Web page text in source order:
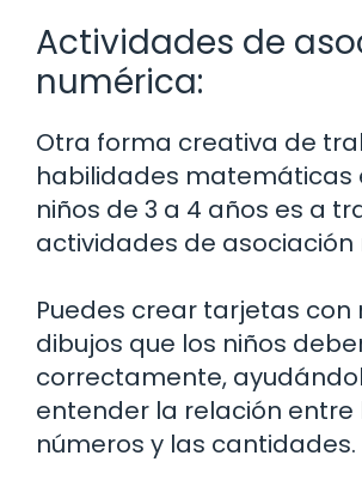
Actividades de
numérica:
Otra forma creativa de
habilidades matemáticas
niños de 3 a 4 años es a
actividades de asociación
Puedes crear tarjetas con
dibujos que los niños
correctamente,
entender la relación entre
números y las cantidades.